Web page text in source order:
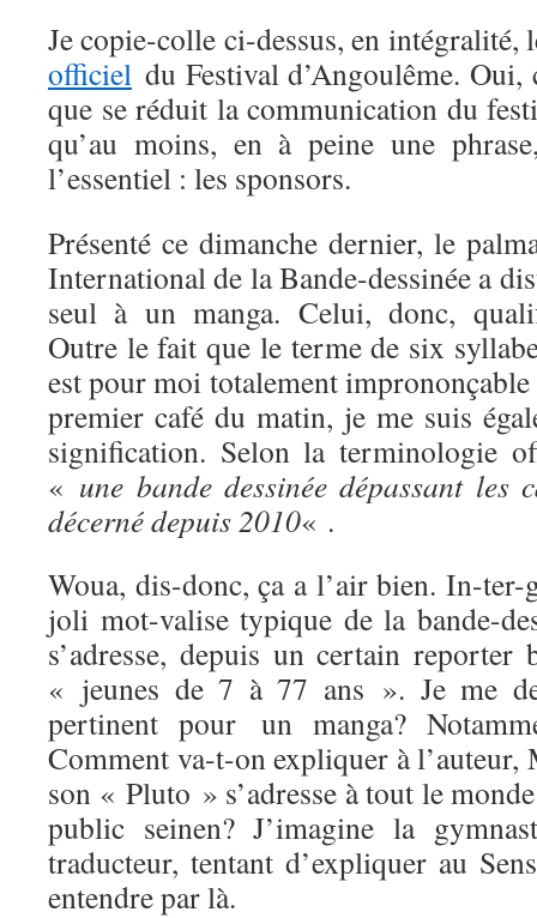
Je copie-colle ci-dessus, en
officiel du Festival d’Angoulême. Oui,
que se réduit la communication du
qu’au moins, en à peine une
l’essentiel : les sponsors.
Présenté ce dimanche dernier, le
International de la Bande-dessinée a
seul à un manga. Celui, donc,
Outre le fait que le terme de six
est pour moi totalement imprononçable
premier café du matin, je me suis
signification. Selon la terminologie
« une bande dessinée dépassant les
décerné depuis 2010« .
Woua, dis-donc, ça a l’air bien. In-
joli mot-valise typique de la bande-
s’adresse, depuis un certain reporter
« jeunes de 7 à 77 ans ». Je me
pertinent pour un manga?
Comment va-t-on expliquer à l’auteur,
son « Pluto » s’adresse à tout le
public seinen? J’imagine la
traducteur, tentant d’expliquer au
entendre par là.